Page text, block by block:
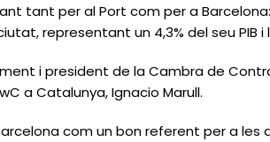
tant per al Port com per a
representant un 4,3% del seu PIB i
i president de la Cambra de
a Catalunya, Ignacio Marull.
com un bon referent per a les